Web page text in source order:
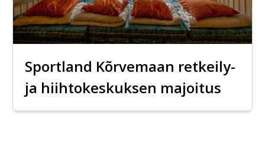
Sportland Kõrvemaan retkeily-
ja hiihtokeskuksen majoitus